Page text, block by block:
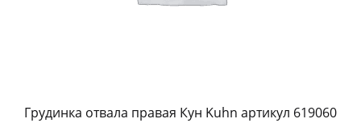
Грудинка отвала правая Кун Kuhn артикул 619060